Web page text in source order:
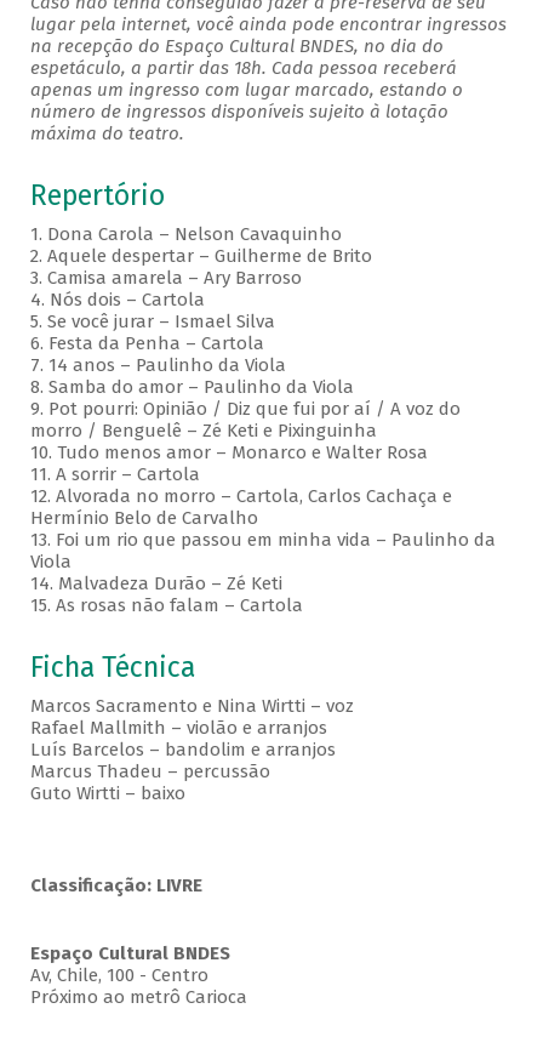
lugar pela internet, você ainda pode encontrar ingressos
na recepção do Espaço Cultural BNDES, no dia do
espetáculo, a partir das 18h. Cada pessoa receberá
apenas um ingresso com lugar marcado, estando o
número de ingressos disponíveis sujeito à lotação
máxima do teatro.
Repertório
1. Dona Carola – Nelson Cavaquinho
2. Aquele despertar – Guilherme de Brito
3. Camisa amarela – Ary Barroso
4. Nós dois – Cartola
5. Se você jurar – Ismael Silva
6. Festa da Penha – Cartola
7. 14 anos – Paulinho da Viola
8. Samba do amor – Paulinho da Viola
9. Pot pourri: Opinião / Diz que fui por aí / A voz do
morro / Benguelê – Zé Keti e Pixinguinha
10. Tudo menos amor – Monarco e Walter Rosa
11. A sorrir – Cartola
12. Alvorada no morro – Cartola, Carlos Cachaça e
Hermínio Belo de Carvalho
13. Foi um rio que passou em minha vida – Paulinho da
Viola
14. Malvadeza Durão – Zé Keti
15. As rosas não falam – Cartola
Ficha Técnica
Marcos Sacramento e Nina Wirtti – voz
Rafael Mallmith – violão e arranjos
Luís Barcelos – bandolim e arranjos
Marcus Thadeu – percussão
Guto Wirtti – baixo
Classificação: LIVRE
Espaço Cultural BNDES
Av, Chile, 100 - Centro
Próximo ao metrô Carioca